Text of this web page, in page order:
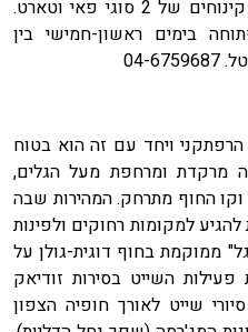
גלידה ורוטב שוקולד לבן, מיקס קינוחים של 2 סוגי פאי וטארט.
בימים ראשון-חמישי בין
ויחד עם זה הוא בטוח
מרקדת ומרחפת מעל הגלים,
החוף מתרחק. המהירות שבה
למקומות רחוקים ולפינות
ממוקמת בחוף דוגית-גולן על
השייט בסירות זודיאק
שייט לאורך חופיה הצפון